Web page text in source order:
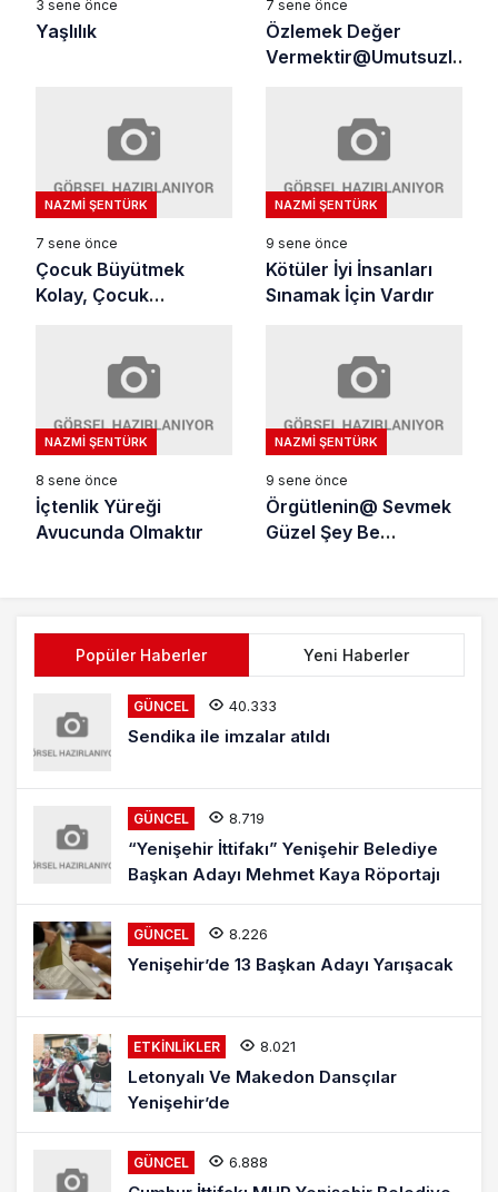
3 sene önce
Yaşlılık
7 sene önce
Özlemek Değer
Vermektir@Umutsuzluk
NAZMI ŞENTÜRK
7 sene önce
Çocuk Büyütmek
Kolay, Çocuk
NAZMI ŞENTÜRK
9 sene önce
Kötüler İyi İnsanları
Sınamak İçin Vardır
NAZMI ŞENTÜRK
8 sene önce
İçtenlik Yüreği
Avucunda Olmaktır
NAZMI ŞENTÜRK
9 sene önce
Örgütlenin@ Sevmek
Güzel Şey Be
Popüler Haberler Yeni Haberler
GÜNCEL 40.333
Sendika ile imzalar atıldı
GÜNCEL 8.719
“Yenişehir İttifakı” Yenişehir Belediye
Başkan Adayı Mehmet Kaya Röportajı
GÜNCEL 8.226
Yenişehir’de 13 Başkan Adayı Yarışacak
ETKINLIKLER 8.021
Letonyalı Ve Makedon Dansçılar
Yenişehir’de
GÜNCEL 6.888